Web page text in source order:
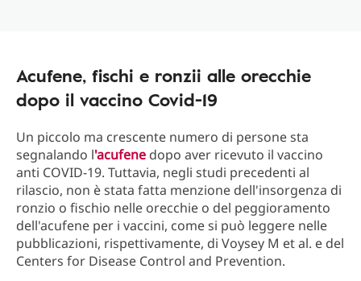
Acufene, fischi e ronzii alle orecchie
dopo il vaccino Covid-19
Un piccolo ma crescente numero di persone sta
segnalando l'acufene dopo aver ricevuto il vaccino
anti COVID-19. Tuttavia, negli studi precedenti al
rilascio, non è stata fatta menzione dell'insorgenza di
ronzio o fischio nelle orecchie o del peggioramento
dell'acufene per i vaccini, come si può leggere nelle
pubblicazioni, rispettivamente, di Voysey M et al. e del
Centers for Disease Control and Prevention.